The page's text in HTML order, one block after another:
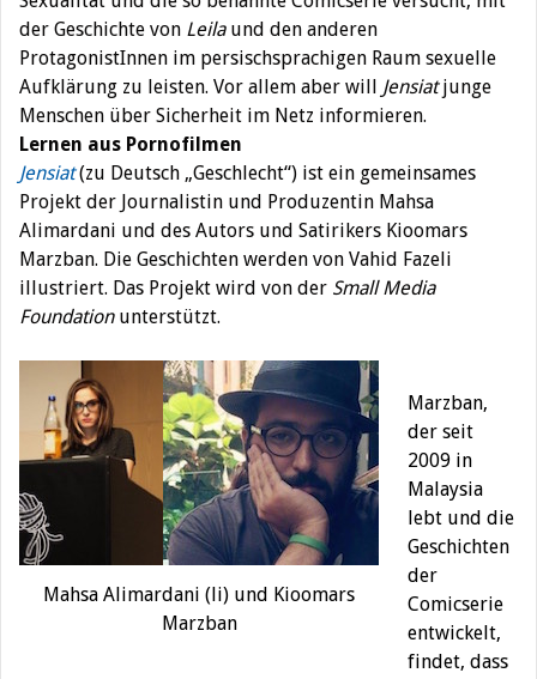
der Geschichte von Leilaund den anderen
ProtagonistInnen im persischsprachigen Raum sexuelle
Aufklärung zu leisten. Vor allem aber will Jensiatjunge
Menschen über Sicherheit im Netz informieren.
Lernen aus Pornofilmen
Jensiat (zu Deutsch „Geschlecht“) ist ein gemeinsames
Projekt der Journalistin und Produzentin Mahsa
Alimardani und des Autors und Satirikers Kioomars
Marzban. Die Geschichten werden von Vahid Fazeli
illustriert. Das Projekt wird von der Small Media
Foundation unterstützt.
Mahsa Alimardani (li) und Kioomars
Marzban
Marzban,
der seit
2009 in
Malaysia
lebt und die
Geschichten
der
Comicserie
entwickelt,
findet, dass